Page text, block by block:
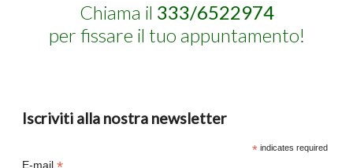
Chiama il 333/6522974
per fissare il tuo appuntamento!
Iscriviti alla nostra newsletter
* indicates required
E-mail